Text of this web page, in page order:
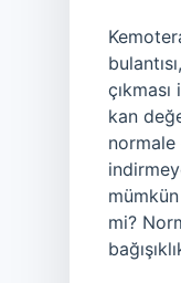
kan
mi?